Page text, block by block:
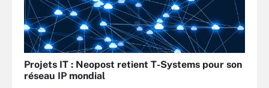
Projets IT : Neopost retient T-Systems pour son
réseau IP mondial